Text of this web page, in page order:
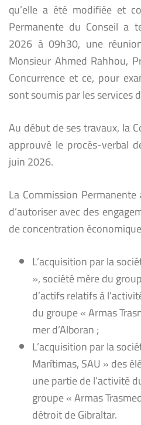
qu’elle a été modifiée et
Permanente du Conseil a
2026 à 09h30, une
Monsieur Ahmed Rahhou,
Concurrence et ce, pour
sont soumis par les services
Au début de ses travaux, la
approuvé le procès-verbal
juin 2026.
La Commission
d’autoriser avec des
de concentration
L’acquisition par la
», société mère du
d’actifs relatifs à
du groupe « Armas
mer d’Alboran ;
L’acquisition par la
Marítimas, SAU » des
une partie de l’activité
groupe « Armas
détroit de Gibraltar.